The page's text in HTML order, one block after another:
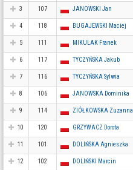
3 107 JANOWSKI Jan
4 118 BUGAJEWSKI Maciej
5 111 MIKULAK Franek
6 117 TYCZYŃSKA Jakub
7 116 TYCZYŃSKA Sylwia
8 106 JANOWSKA Dominika
9 114 ZIÓŁKOWSKA Zuzanna
10 120 GRZYWACZ Dorota
11 101 DOLIŃSKA Agnieszka
12 102 DOLIŃSKI Marcin